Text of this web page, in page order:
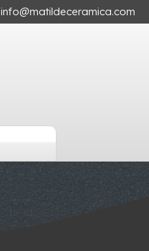
info@matildeceramica.com